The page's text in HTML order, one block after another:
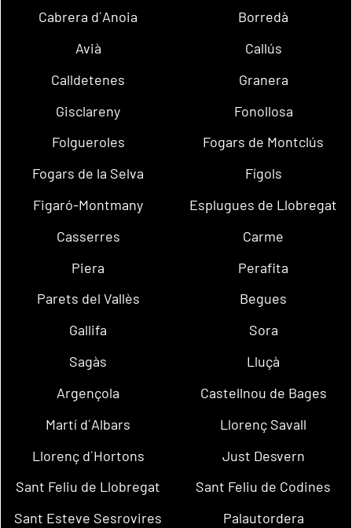
Cabrera d´Anoia
Borredà
Avià
Callús
Calldetenes
Granera
Gisclareny
Fonollosa
Folgueroles
Fogars de Montclús
Fogars de la Selva
Fígols
Figaró-Montmany
Esplugues de Llobregat
Casserres
Carme
Piera
Perafita
Parets del Vallès
Begues
Gallifa
Sora
Sagàs
Lluçà
Argençola
Castellnou de Bages
Martí d´Albars
Llorenç Savall
Llorenç d´Hortons
Just Desvern
Sant Feliu de Llobregat
Sant Feliu de Codines
Sant Esteve Sesrovires
Palautordera